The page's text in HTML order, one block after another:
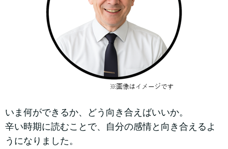
いま何ができるか、どう向き合えばいいか。
辛い時期に読むことで、自分の感情と向き合えるよ
うになりました。